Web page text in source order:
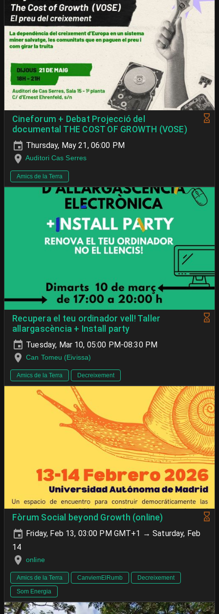
Cineforum + Debat Projecció del
documental THE COST OF GROWTH (VOSE)
Thursday, May 21, 06:00 PM
Auditori Cas Serres
Amics de la Terra
Recupera el teu ordinador vell! Taller
allargascència + Install party
Tuesday, Mar 10, 05:00 PM-08:30 PM
Can Tomeu (Eivissa)
Amics de la Terra Decreixement
Fòrum Social beyond Growth (online)
Friday, Feb 13, 03:00 PM GMT+1 → Saturday, Feb
14
online
Amics de la Terra CanviemElRumb
Decreixement
Som Energia